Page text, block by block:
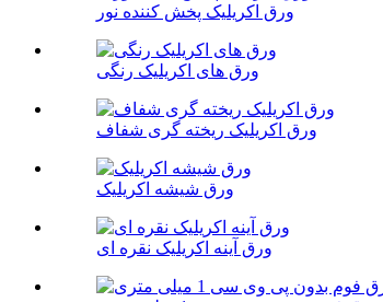
ورق اکریلیک پخش کننده نور
ورق های اکریلیک رنگی
ورق اکریلیک ریخته گری شفاف
ورق شیشه اکریلیک
ورق آینه اکریلیک نقره ای